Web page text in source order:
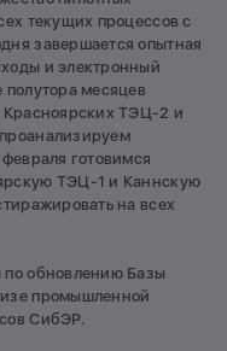
текущих процессов с
завершается опытная
и электронный
месяцев
Красноярских ТЭЦ-2 и
готовимся
ТЭЦ-1 и Каннскую
на всех
по обновлению Базы
промышленной
СибЭР.